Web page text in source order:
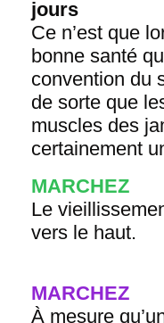
jours
Ce n’est que
bonne santé
convention du
de sorte que
muscles des
certainement
MARCHEZ
Le
vers le haut.
MARCHEZ
À mesure